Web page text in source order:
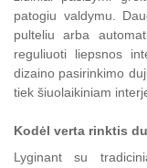
patogiu valdymu.
pulteliu arba
reguliuoti liepsnos
dizaino pasirinkimo
tiek šiuolaikiniam
Kodėl verta rinktis
Lyginant su